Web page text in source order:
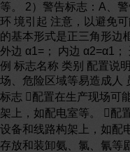
等。 2）警告标志：A、
环 境引起 注意，以避免
的基本形式是正三角形
外边 α1=； 内边 α2=α1；
例 标志名称 类别 配置说
场、危险区域等易造成人
标志 配置在生产现场可
架上，如配电室等。 配
设备和线路构架上，如配
存放和装卸氨、氯、氰等